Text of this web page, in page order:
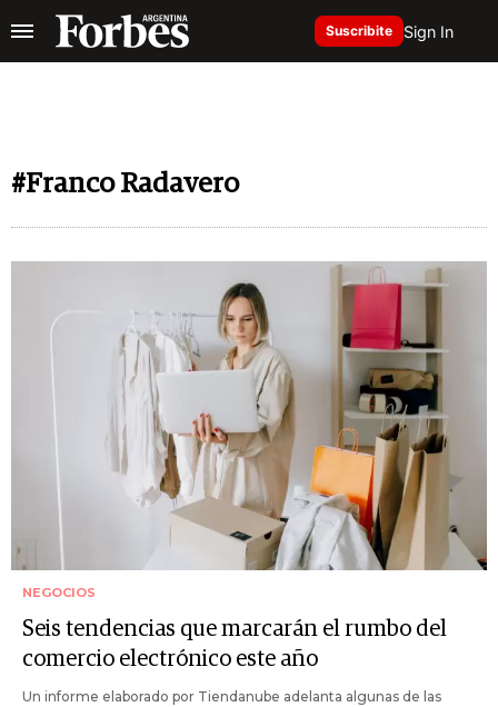
Suscribite Sign In
#Franco Radavero
NEGOCIOS
Seis tendencias que marcarán el rumbo del
comercio electrónico este año
Un informe elaborado por Tiendanube adelanta algunas de las